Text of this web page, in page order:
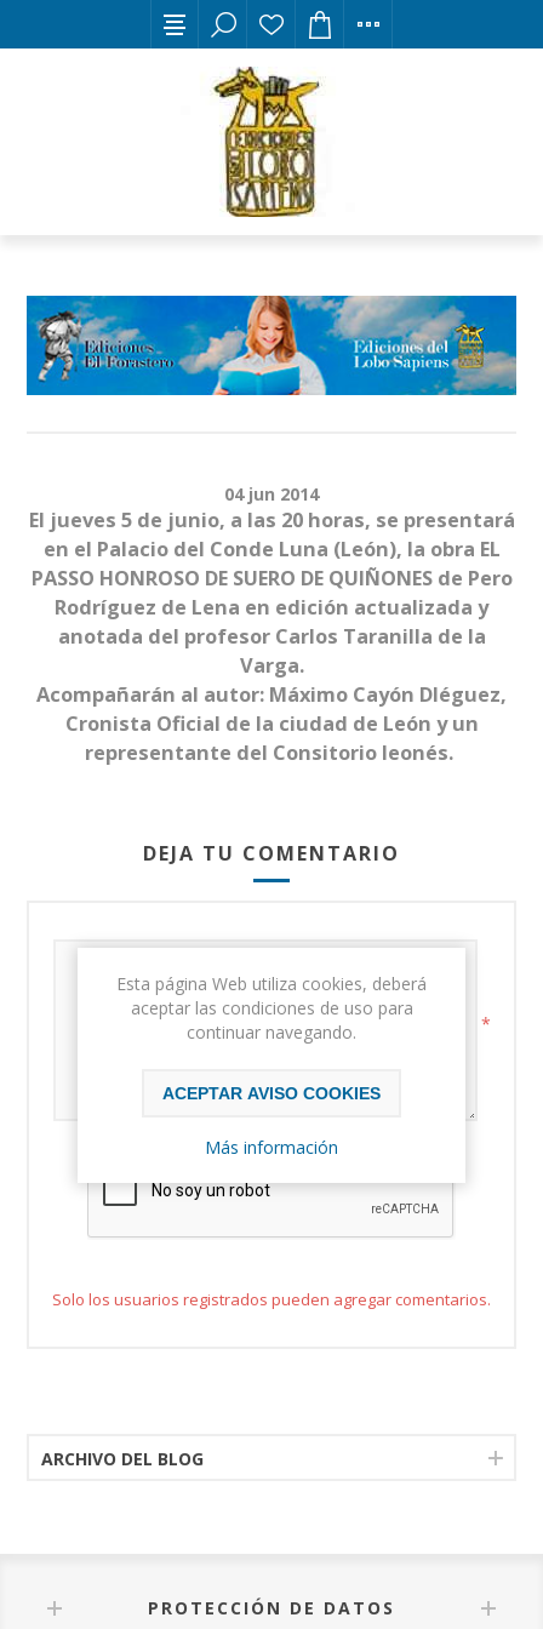
04 jun 2014
El jueves 5 de junio, a las 20 horas, se presentará
en el Palacio del Conde Luna (León), la obra EL
PASSO HONROSO DE SUERO DE QUIÑONES de Pero
Rodríguez de Lena en edición actualizada y
anotada del profesor Carlos Taranilla de la
Varga.
Acompañarán al autor: Máximo Cayón DIéguez,
Cronista Oficial de la ciudad de León y un
representante del Consitorio leonés.
DEJA TU COMENTARIO
*
Solo los usuarios registrados pueden agregar comentarios.
ARCHIVO DEL BLOG
PROTECCIÓN DE DATOS
Esta página Web utiliza cookies, deberá
aceptar las condiciones de uso para
continuar navegando.
ACEPTAR AVISO COOKIES
Más información